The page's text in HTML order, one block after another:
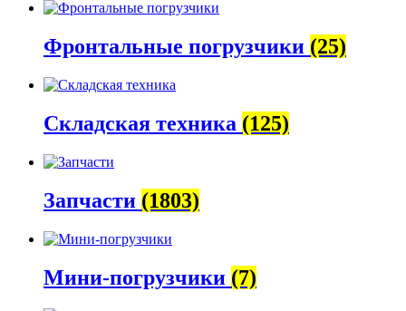
Фронтальные погрузчики (25)
Складская техника (125)
Запчасти (1803)
Мини-погрузчики (7)